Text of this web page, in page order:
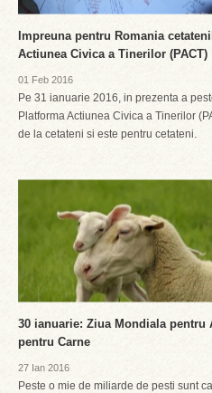
Impreuna pentru Romania
Actiunea Civica a Tinerilor (PACT)
01 Feb 2016
Pe 31 ianuarie 2016, in prezenta a
Platforma Actiunea Civica a Tinerilor
de la cetateni si este pentru cetateni.
30 ianuarie: Ziua Mondiala
pentru Carne
27 Ian 2016
Peste o mie de miliarde de pesti sunt